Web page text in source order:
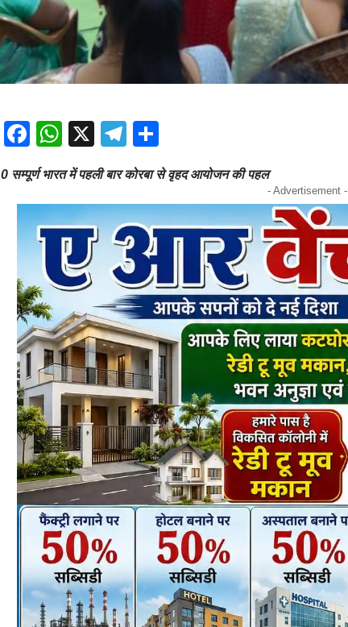
Facebook
WhatsApp
X Telegram
0 सम्पूर्ण भारत में पहली बार कोरबा से वृहद आयोजन की पहल
- Advertisement -